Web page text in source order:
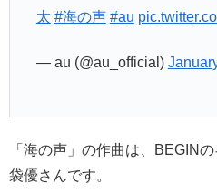
太 #海の声 #au
— au (@au_official)
「海の声」の作曲は、BEGIN
袋優さんです。